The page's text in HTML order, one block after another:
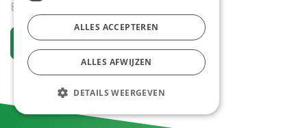
Bestelartikel
Vraag een account aan
ALLES ACCEPTEREN
ALLES AFWIJZEN
DETAILS WEERGEVEN